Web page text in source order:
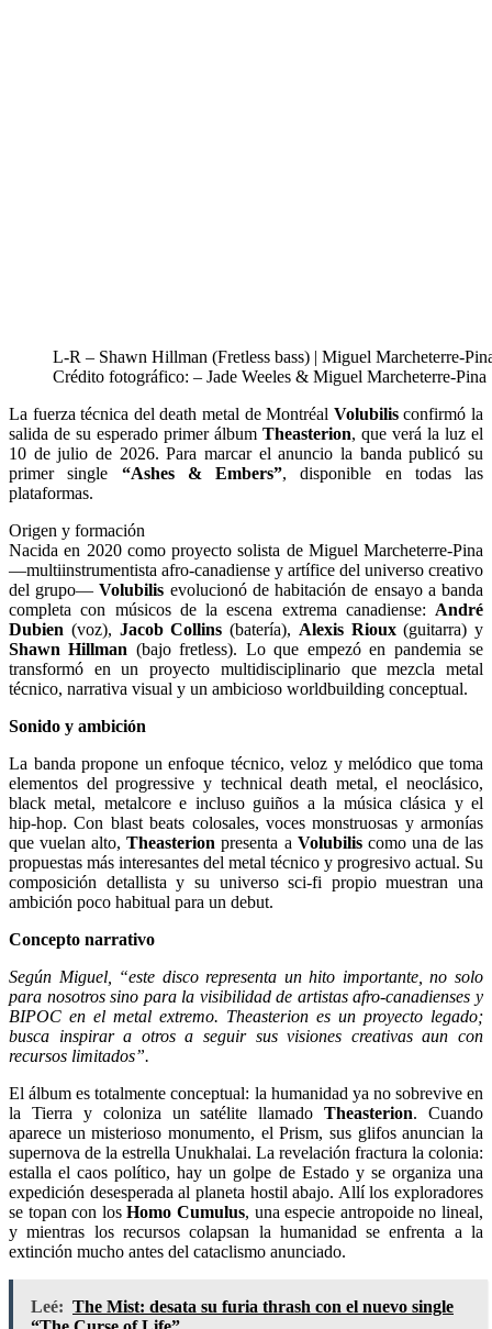
L-R – Shawn Hillman (Fretless bass) | Miguel Marcheterre-
Crédito fotográfico: – Jade Weeles & Miguel Marcheterre-Pina
La fuerza técnica del death metal de Montréal Volubilisconfirmó la
salida de su esperado primer álbum Theasterion, que verá la luz el
10 de julio de 2026. Para marcar el anuncio la banda publicó su
primer single “Ashes & Embers”, disponible en todas las
plataformas.
Origen y formación
Nacida en 2020 como proyecto solista de Miguel Marcheterre‑Pina
—multiinstrumentista afro‑canadiense y artífice del universo creativo
del grupo—Volubilis evolucionó de habitación de ensayo a banda
completa con músicos de la escena extrema canadiense: André
Dubien (voz), Jacob Collins (batería), Alexis Rioux(guitarra) y
Shawn Hillman (bajo fretless). Lo que empezó en pandemia se
transformó en un proyecto multidisciplinario que mezcla metal
técnico, narrativa visual y un ambicioso worldbuilding conceptual.
Sonido y ambición
La banda propone un enfoque técnico, veloz y melódico que toma
elementos del progressive y technical death metal, el neoclásico,
black metal, metalcore e incluso guiños a la música clásica y el
hip‑hop. Con blast beats colosales, voces monstruosas y armonías
que vuelan alto,Theasterion presenta a Volubiliscomo una de las
propuestas más interesantes del metal técnico y progresivo actual. Su
composición detallista y su universo sci‑fi propio muestran una
ambición poco habitual para un debut.
Concepto narrativo
Según Miguel, “este disco representa un hito importante, no solo
para nosotros sino para la visibilidad de artistas afro‑canadienses y
BIPOC en el metal extremo. Theasterion es un proyecto legado;
busca inspirar a otros a seguir sus visiones creativas aun con
recursos limitados”.
El álbum es totalmente conceptual: la humanidad ya no sobrevive en
la Tierra y coloniza un satélite llamadoTheasterion. Cuando
aparece un misterioso monumento, el Prism, sus glifos anuncian la
supernova de la estrella Unukhalai. La revelación fractura la colonia:
estalla el caos político, hay un golpe de Estado y se organiza una
expedición desesperada al planeta hostil abajo. Allí los exploradores
se topan con losHomo Cumulus, una especie antropoide no lineal,
y mientras los recursos colapsan la humanidad se enfrenta a la
extinción mucho antes del cataclismo anunciado.
Leé: The Mist: desata su furia thrash con el nuevo single